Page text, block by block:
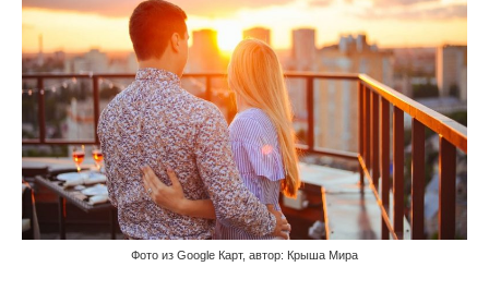
Фото из Google Карт, автор: Крыша Мира